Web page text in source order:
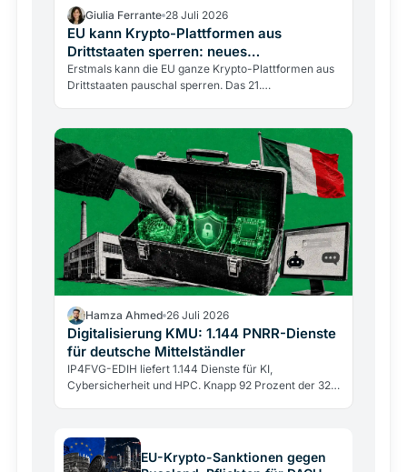
Giulia Ferrante 28 Juli 2026
EU kann Krypto-Plattformen aus
Drittstaaten sperren: neues
Sanktionsmittel
Erstmals kann die EU ganze Krypto-Plattformen aus
Drittstaaten pauschal sperren. Das 21.
Hamza Ahmed 26 Juli 2026
Digitalisierung KMU: 1.144 PNRR-Dienste
für deutsche Mittelständler
IP4FVG-EDIH liefert 1.144 Dienste für KI,
Cybersicherheit und HPC. Knapp 92 Prozent der 328
EU-Krypto-Sanktionen gegen